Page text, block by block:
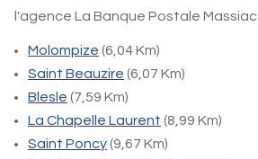
l'agence La Banque Postale Massiac
Molompize (6,04 Km)
Saint Beauzire (6,07 Km)
Blesle (7,59 Km)
La Chapelle Laurent (8,99 Km)
Saint Poncy(9,67 Km)